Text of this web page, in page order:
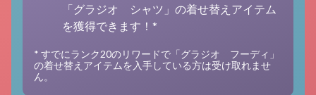
「グラジオ シャツ」の着せ替えアイテム
を獲得できます！*
* すでにランク20のリワードで「グラジオ フーディ」
の着せ替えアイテムを入手している方は受け取れませ
ん。